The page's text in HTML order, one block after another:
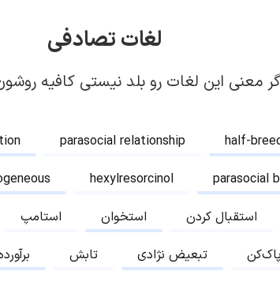
لغات تصادفی
معنی این لغات رو بلد نیستی کافیه
parasocial relationship half-
hexylresorcinol parasocial
استامپ استخوان استقبال کردن
تابش تبعیض نژادی